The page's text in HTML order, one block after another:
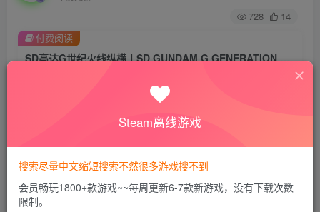
728 14
SD高达G世纪火线纵横丨SD GUNDAM G GENERATION CROSS RAYS
8
暂时无法购买，请与站长联系
您当前未登录！建议登陆后购买，可保存购买订单
付费阅读
Steam离线游戏
搜索尽量中文缩短搜索不然很多游戏搜不到
会员畅玩1800+款游戏~~每周更新6-7款新游戏，没有下载次数
限制。